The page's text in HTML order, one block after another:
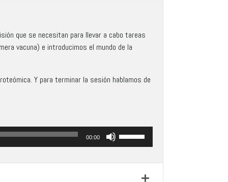
que se necesitan para llevar a cabo tareas
vacuna) e introducimos el mundo de la
Y para terminar la sesión hablamos de
00:00